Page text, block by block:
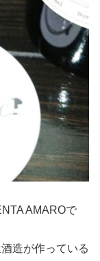
AMAROで
造が作っている